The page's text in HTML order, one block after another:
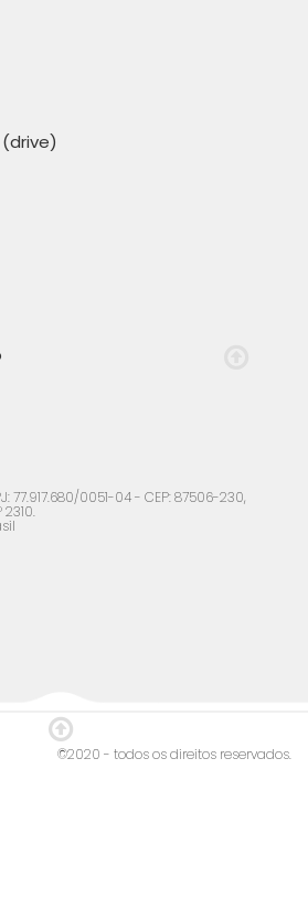
77.917.680/0051-04 - CEP: 87506-230,
©2020 - todos os direitos reservados.